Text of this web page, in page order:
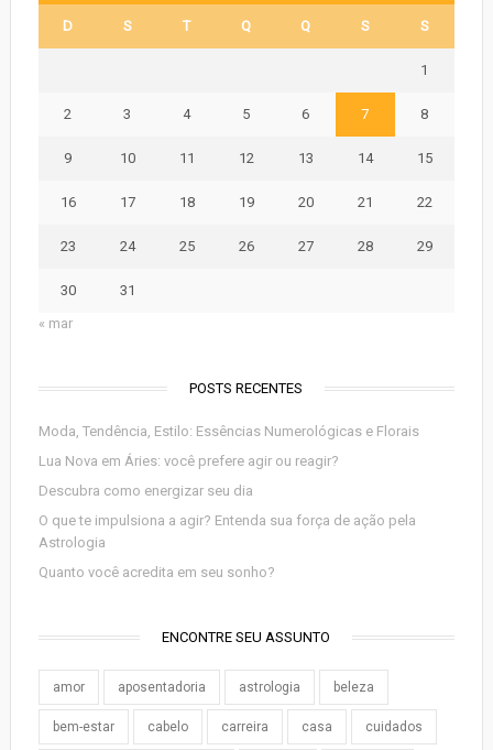
D S T Q Q S S
1
2 3 4 5 6 7 8
9 10 11 12 13 14 15
16 17 18 19 20 21 22
23 24 25 26 27 28 29
30
31
« mar
POSTS RECENTES
Moda, Tendência, Estilo: Essências Numerológicas e Florais
Lua Nova em Áries: você prefere agir ou reagir?
Descubra como energizar seu dia
O que te impulsiona a agir? Entenda sua força de ação pela
Astrologia
Quanto você acredita em seu sonho?
ENCONTRE SEU ASSUNTO
amor aposentadoria astrologia beleza
bem-estar cabelo carreira casa cuidados